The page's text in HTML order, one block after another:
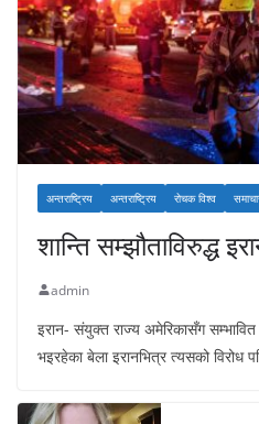
अन्तराष्ट्रिय अन्तराष्ट्रिय रोचक विश्व
शान्ति सम्झौताविरुद्ध
admin
इरान- संयुक्त राज्य अमेरिकासँग सम्भावित
भइरहेका बेला इरानभित्र त्यसको विरोध